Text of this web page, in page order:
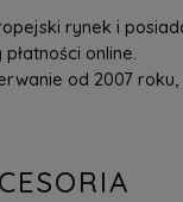
rynek i
online.
od 2007